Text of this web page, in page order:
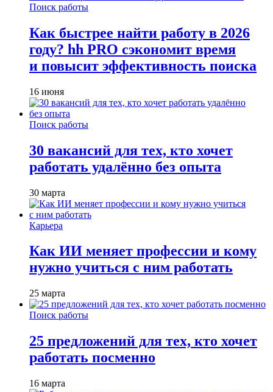
Поиск работы
Как быстрее найти работу в 2026
году? hh PRO сэкономит время
и повысит эффективность поиска
16 июня
Поиск работы
30 вакансий для тех, кто хочет
работать удалённо без опыта
30 марта
Карьера
Как ИИ меняет профессии и кому
нужно учиться с ним работать
25 марта
Поиск работы
25 предложений для тех, кто хочет
работать посменно
16 марта